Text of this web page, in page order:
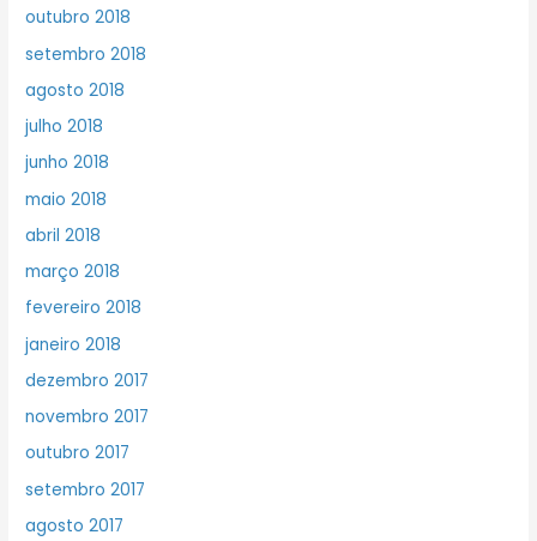
outubro 2018
setembro 2018
agosto 2018
julho 2018
junho 2018
maio 2018
abril 2018
março 2018
fevereiro 2018
janeiro 2018
dezembro 2017
novembro 2017
outubro 2017
setembro 2017
agosto 2017